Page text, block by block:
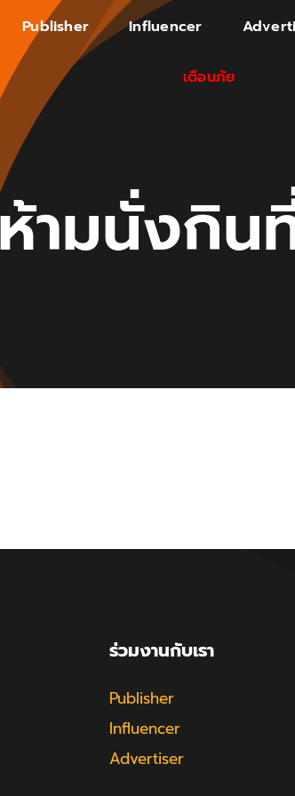
Publisher Influencer
เตือนภัย
ามนั่งกิน
ร่วมงานกับเรา
Publisher
Influencer
Advertiser